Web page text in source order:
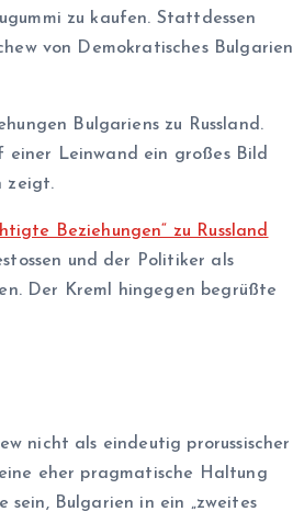
zu kaufen. Stattdessen
von Demokratisches Bulgarien
Bulgariens zu Russland.
Leinwand ein großes Bild
zeigt.
Beziehungen“ zu Russland
und der Politiker als
Der Kreml hingegen begrüßte
nicht als eindeutig prorussischer
eher pragmatische Haltung
Bulgarien in ein „zweites